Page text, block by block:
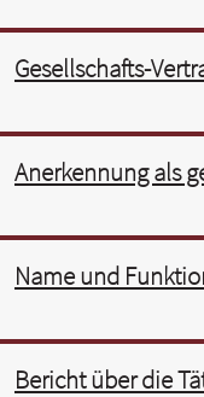
Gesellschafts-
Anerkennung als
Name und
Bericht über die